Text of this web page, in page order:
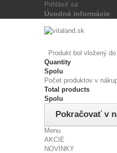
Prihlásiť sa
Úvodné informácie
Produkt bol vložený
Quantity
Spolu
Počet produktov v
Total products
Spolu
Pokračovať v
Menu
AKCIE
NOVINKY